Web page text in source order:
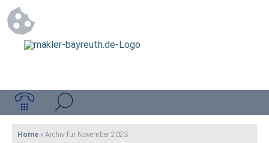
Home » Archiv für November 2023